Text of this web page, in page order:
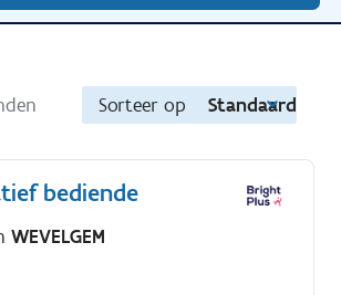
Sorteer op Standaard
bediende
WEVELGEM